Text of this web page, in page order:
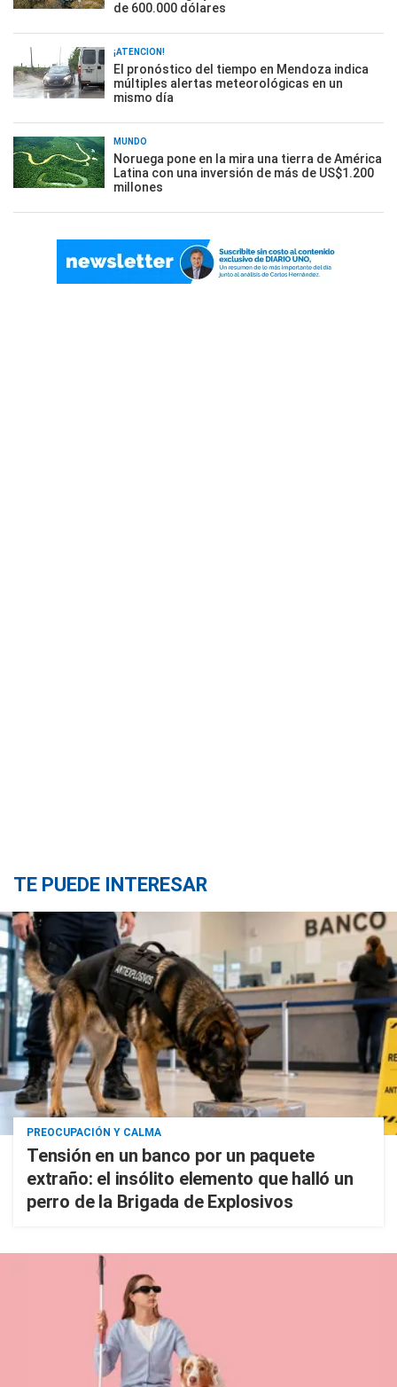
de 600.000 dólares
¡ATENCIÓN!
El pronóstico del tiempo en Mendoza indica
múltiples alertas meteorológicas en un
mismo día
MUNDO
Noruega pone en la mira una tierra de América
Latina con una inversión de más de US$1.200
millones
TE PUEDE INTERESAR
PREOCUPACIÓN Y CALMA
Tensión en un banco por un paquete
extraño: el insólito elemento que halló un
perro de la Brigada de Explosivos